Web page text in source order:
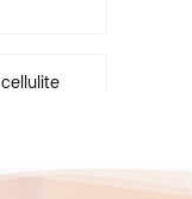
corps